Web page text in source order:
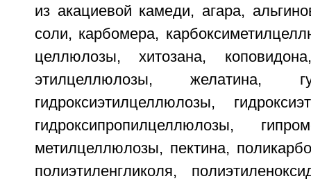
из акациевой камеди, агара,
соли, карбомера,
целлюлозы, хитозана,
этилцеллюлозы, желатина,
гидроксиэтилцеллюлозы,
гидроксипропилцеллюлозы,
метилцеллюлозы, пектина,
полиэтиленгликоля,